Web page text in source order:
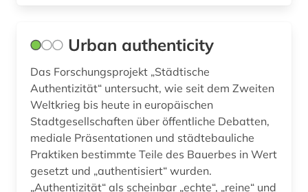
Urban authenticity
Das Forschungsprojekt „Städtische
Authentizität“ untersucht, wie seit dem Zweiten
Weltkrieg bis heute in europäischen
Stadtgesellschaften über öffentliche Debatten,
mediale Präsentationen und städtebauliche
Praktiken bestimmte Teile des Bauerbes in Wert
gesetzt und „authentisiert“ wurden.
„Authentizität“ als scheinbar „echte“, „reine“ und